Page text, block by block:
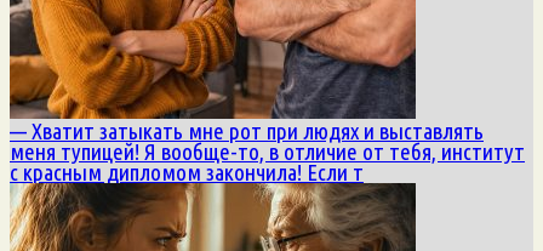
— Хватит затыкать мне рот при людях и выставлять
меня тупицей! Я вообще-то, в отличие от тебя, институт
с красным дипломом закончила! Если т